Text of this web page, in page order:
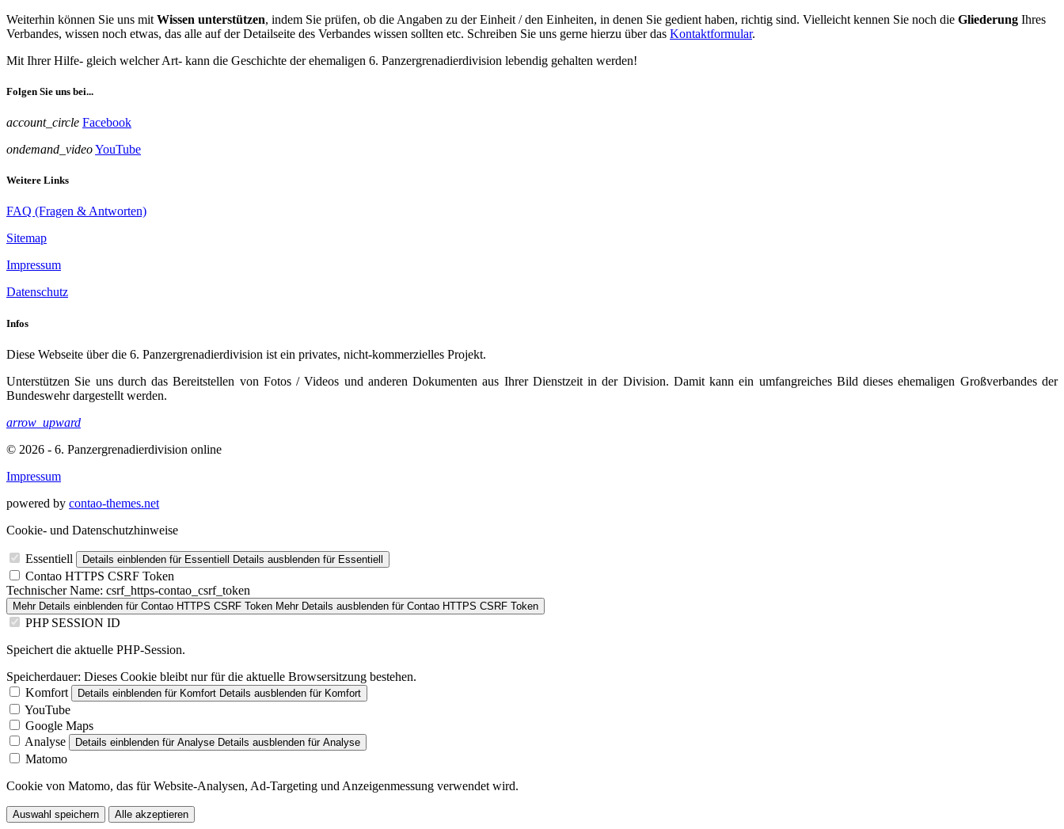
Weiterhin können Sie uns mit Wissen unterstützen, indem Sie prüfen, ob die Angaben zu der Einheit / den Einheiten, in denen Sie gedient haben, richtig sind. Vielleicht kennen Sie noch die Gliederung Ihres
Verbandes, wissen noch etwas, das alle auf der Detailseite des Verbandes wissen sollten etc. Schreiben Sie uns gerne hierzu über das Kontaktformular.
Mit Ihrer Hilfe- gleich welcher Art- kann die Geschichte der ehemaligen 6. Panzergrenadierdivision lebendig gehalten werden!
Folgen Sie uns bei...
account_circle Facebook
ondemand_videoYouTube
Weitere Links
FAQ (Fragen & Antworten)
Sitemap
Impressum
Datenschutz
Infos
Diese Webseite über die 6. Panzergrenadierdivision ist ein privates, nicht-kommerzielles Projekt.
Unterstützen Sie uns durch das Bereitstellen von Fotos / Videos und anderen Dokumenten aus Ihrer Dienstzeit in der Division. Damit kann ein umfangreiches Bild dieses ehemaligen Großverbandes der
Bundeswehr dargestellt werden.
arrow_upward
© 2026 - 6. Panzergrenadierdivision online
Impressum
powered by contao-themes.net
Cookie- und Datenschutzhinweise
Essentiell Details einblenden für Essentiell Details ausblenden für Essentiell
Contao HTTPS CSRF Token
Technischer Name: csrf_https-contao_csrf_token
Mehr Details einblenden für Contao HTTPS CSRF Token Mehr Details ausblenden für Contao HTTPS CSRF Token
PHP SESSION ID
Speichert die aktuelle PHP-Session.
Speicherdauer: Dieses Cookie bleibt nur für die aktuelle Browsersitzung bestehen.
Komfort
Details einblenden für Komfort Details ausblenden für Komfort
YouTube
Google Maps
Analyse
Details einblenden für Analyse Details ausblenden für Analyse
Matomo
Cookie von Matomo, das für Website-Analysen, Ad-Targeting und Anzeigenmessung verwendet wird.
Auswahl speichern Alle akzeptieren